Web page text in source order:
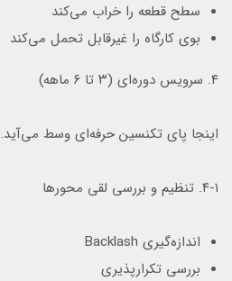
سطح قطعه را خراب می‌کند
بوی کارگاه را غیرقابل تحمل می‌کند
۴. سرویس دوره‌ای (۳ تا ۶ ماهه)
اینجا پای تکنسین حرفه‌ای وسط می‌آید.
۴-۱. تنظیم و بررسی لقی محورها
اندازه‌گیری Backlash
بررسی تکرارپذیری